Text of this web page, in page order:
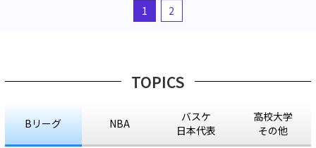
1 2
TOPICS
Bリーグ NBA
バスケ
日本代表
高校大学
その他